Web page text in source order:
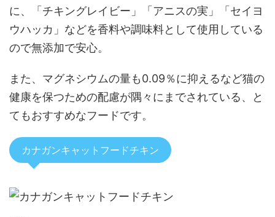
に、「チキングレイビー」「アニスの実」「セイヨ
ウハッカ」などを香料や調味料として使用している
ので無添加で安心。
また、マグネシウムの量も0.09％に抑えるなど猫の
健康を保つための配慮が隅々にまでされている、と
てもおすすめなフードです。
カナガンキャットフードチキン